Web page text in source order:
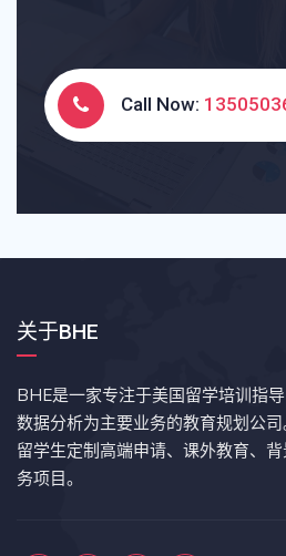
Call Now:
关于BHE
BHE是一家专注于美国留学培训指
数据分析为主要业务的教育规划公
留学生定制高端申请、课外教育、
务项目。